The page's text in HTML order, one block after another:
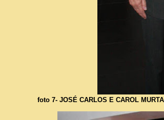
foto 7- JOSÉ CARLOS E CAROL MURTA